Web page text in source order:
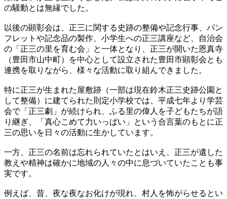
の騒動とは無縁でした。
以後の顕彰会は、正三に関する史跡の整備や記念行事、パン
フレットや記念品の製作、小学生への正三講座など、自治会
の「正三の里を育む会」と一体となり、正三が開いた恩真寺
（豊田市山中町）を中心として設立された豊田市顕彰会とも
連携を取りながら、様々な活動に取り組んできました。
特に正三が生まれた屋敷跡（一部は現在鈴木正三史跡公園と
して整備）に建てられた則定小学校では、平成七年より学芸
会で「正三劇」が続けられ、ふる里の偉人を子どもたちが語
り継ぎ、「真心こめて力いっぱい」という合言葉のもとに正
三の思いを日々の活動に生かしています。
一方、正三の名前は忘れられていたとはいえ、正三が遺した
教えや精神は確かに地域の人々の中に息づいていたことも事
実です。
例えば、昔、夜な夜なお化けが現れ、村人を怖がらせるとい